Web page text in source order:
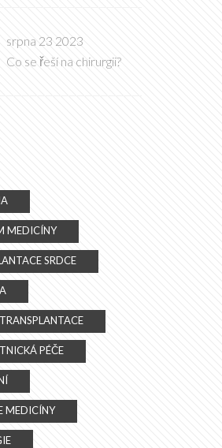
srpna 23 2023
Co se řeší na chirurgii?
MEDICÍNY
SRDCE
PÉČE
MEDICÍNY